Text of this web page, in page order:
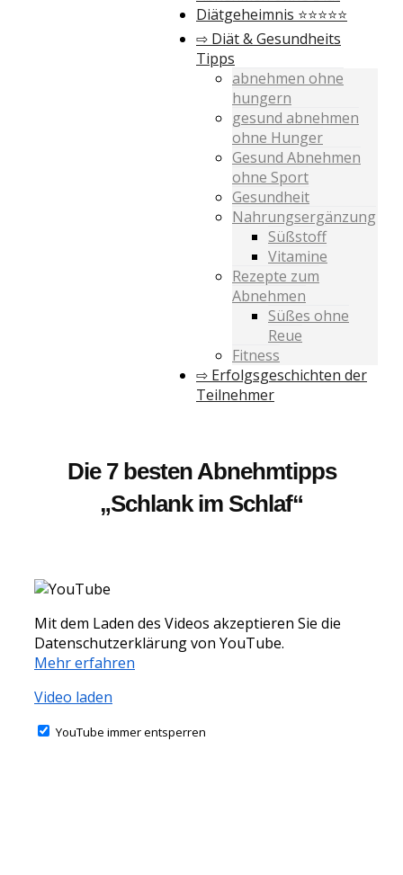
Diätgeheimnis ⭐⭐⭐⭐⭐
⇨ Diät & Gesundheits
Tipps
abnehmen ohne
hungern
gesund abnehmen
ohne Hunger
Gesund Abnehmen
ohne Sport
Gesundheit
Nahrungsergänzung
Süßstoff
Vitamine
Rezepte zum
Abnehmen
Süßes ohne
Reue
Fitness
⇨ Erfolgsgeschichten der
Teilnehmer
Die 7 besten Abnehmtipps
„Schlank im Schlaf“
Mit dem Laden des Videos akzeptieren Sie die
Datenschutzerklärung von YouTube.
Mehr erfahren
Video laden
YouTube immer entsperren